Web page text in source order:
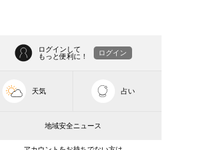
ログインして
もっと便利に！
ログイン
天気 占い
地域安全ニュース